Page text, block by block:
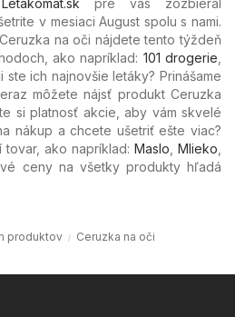
Letakomat.sk pre vás zozbieral
v mesiaci August spolu s nami.
na oči nájdete tento týždeň
ako napríklad: 101 drogerie
ste ich najnovšie letáky? Prinášame
môžete nájsť produkt Ceruzka
si platnosť akcie, aby vám skvelé
nákup a chcete ušetriť ešte viac?
ako napríklad: Maslo Mlieko
ceny na všetky produkty hľadá
produktov Ceruzka na oči